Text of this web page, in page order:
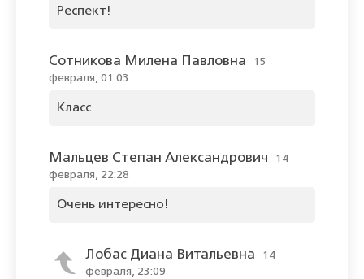
Респект!
Сотникова Милена Павловна
15
февраля, 01:03
Класс
Мальцев Степан Александрович
14
февраля, 22:28
Очень интересно!
Лобас Диана Витальевна
14
февраля, 23:09